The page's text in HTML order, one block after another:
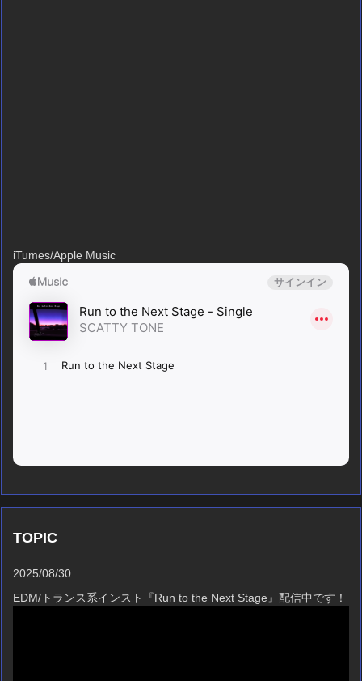
iTumes/Apple Music
TOPIC
2025/08/30
EDM/トランス系インスト『Run to the Next Stage』配信中です！